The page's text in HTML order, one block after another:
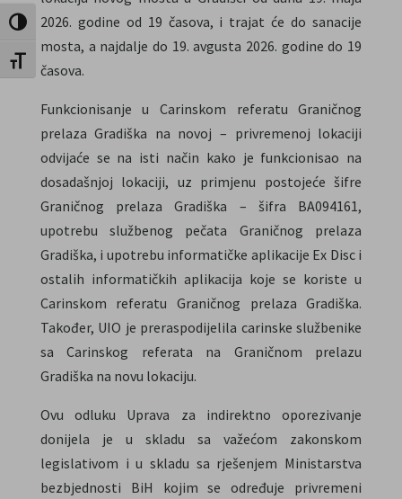
Uključi / isključi visoki kontrast
Uključi / isključi veličinu fonta
2026. godine od 19 časova, i trajat će do sanacije
mosta, a najdalje do 19. avgusta 2026. godine do 19
časova.
Funkcionisanje u Carinskom referatu Graničnog
prelaza Gradiška na novoj – privremenoj lokaciji
odvijaće se na isti način kako je funkcionisao na
dosadašnjoj lokaciji, uz primjenu postojeće šifre
Graničnog prelaza Gradiška – šifra BA094161,
upotrebu službenog pečata Graničnog prelaza
Gradiška, i upotrebu informatičke aplikacije Ex Disc i
ostalih informatičkih aplikacija koje se koriste u
Carinskom referatu Graničnog prelaza Gradiška.
Također, UIO je preraspodijelila carinske službenike
sa Carinskog referata na Graničnom prelazu
Gradiška na novu lokaciju.
Ovu odluku Uprava za indirektno oporezivanje
donijela je u skladu sa važećom zakonskom
legislativom i u skladu sa rješenjem Ministarstva
bezbjednosti BiH kojim se određuje privremeni